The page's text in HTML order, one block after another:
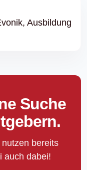
Ausbildung
Suche
bereits
auch dabei!